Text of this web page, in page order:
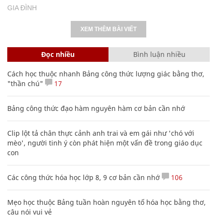
GIA ĐÌNH
XEM THÊM BÀI VIẾT
Đọc nhiều Bình luận nhiều
Cách học thuộc nhanh Bảng công thức lượng giác bằng thơ,
"thần chú"
17
Bảng công thức đạo hàm nguyên hàm cơ bản cần nhớ
Clip lột tả chân thực cảnh anh trai và em gái như 'chó với
mèo', người tinh ý còn phát hiện một vấn đề trong giáo dục
con
Các công thức hóa học lớp 8, 9 cơ bản cần nhớ 106
Mẹo học thuộc Bảng tuần hoàn nguyên tố hóa học bằng thơ,
câu nói vui vẻ